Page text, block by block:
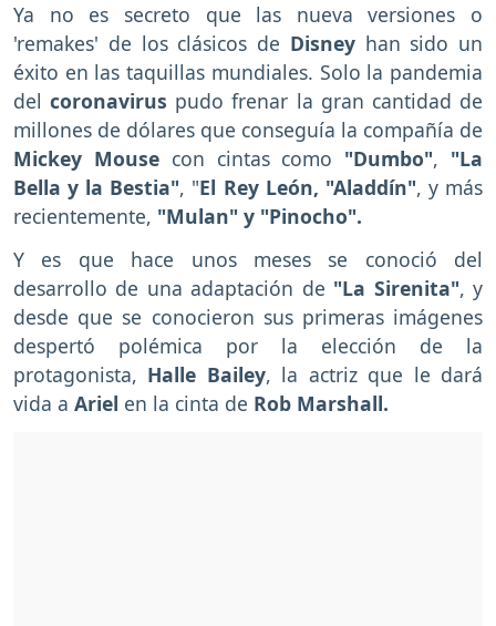
Ya no es secreto que las nueva versiones o
'remakes' de los clásicos de Disney han sido un
éxito en las taquillas mundiales. Solo la pandemia
delcoronavirus pudo frenar la gran cantidad de
millones de dólares que conseguía la compañía de
Mickey Mouse con cintas como "Dumbo", "La
Bella y la Bestia", "El Rey León, "Aladdín", y más
recientemente, "Mulan" y "Pinocho".
Y es que hace unos meses se conoció del
desarrollo de una adaptación de "La Sirenita", y
desde que se conocieron sus primeras imágenes
despertó polémica por la elección de la
protagonista, Halle Bailey, la actriz que le dará
vida a Ariel en la cinta de Rob Marshall.